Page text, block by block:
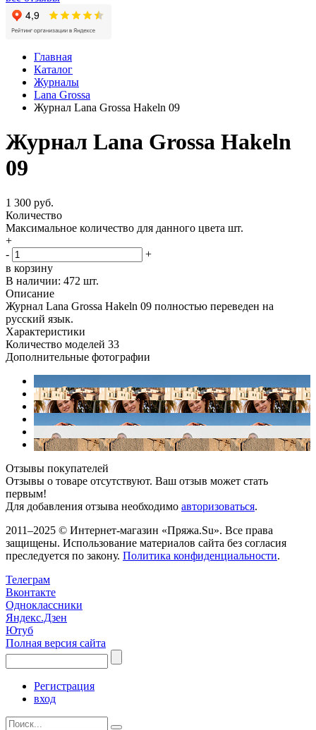
Главная
Каталог
Журналы
Lana Grossa
Журнал Lana Grossa Hakeln 09
Журнал Lana Grossa Hakeln
09
1 300 руб.
Количество
Максимальное количество для данного цвета шт.
+
-
+
в корзину
В наличии: 472 шт.
Описание
Журнал Lana Grossa Hakeln 09 полностью переведен на
русский язык.
Характеристики
Количество моделей 33
Дополнительные фотографии
Отзывы покупателей
Отзывы о товаре отсутствуют. Ваш отзыв может стать
первым!
Для добавления отзыва необходимо авторизоваться.
2011–2025 © Интернет-магазин «Пряжа.Su». Все права
защищены. Использование материалов сайта без согласия
преследуется по закону. Политика конфиденциальности.
Телеграм
Вконтакте
Одноклассники
Яндекс.Дзен
Ютуб
Полная версия сайта
Регистрация
вход